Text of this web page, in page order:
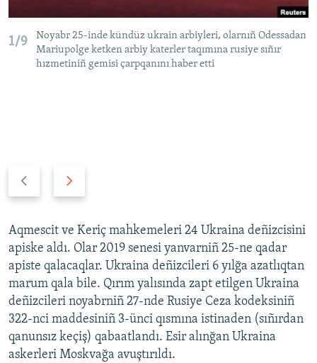
1/9
Noyabr 25-inde kündüz ukrain arbiyleri, olarnıñ Odessadan
Mariupolge ketken arbiy katerler taqımına rusiye sıñır
hızmetiniñ gemisi çarpqanını haber etti
v
i
o
u
s
s
l
i
t
s
l
i
d
e
Aqmescit ve Keriç mahkemeleri 24 Ukraina deñizcisini
apiske aldı. Olar 2019 senesi yanvarniñ 25-ne qadar
apiste qalacaqlar. Ukraina deñizcileri 6 yılğa azatlıqtan
marum qala bile. Qırım yalısında zapt etilgen Ukraina
deñizcileri noyabrniñ 27-nde Rusiye Ceza kodeksiniñ
322-nci maddesiniñ 3-ünci qısmına istinaden (sıñırdan
qanunsız keçiş) qabaatlandı. Esir alınğan Ukraina
askerleri Moskvağa avuştırıldı.